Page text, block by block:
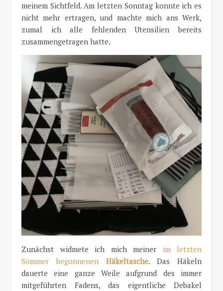
meinem Sichtfeld. Am letzten Sonntag konnte ich es
nicht mehr ertragen, und machte mich ans Werk,
zumal ich alle fehlenden Utensilien bereits
zusammengetragen hatte.
Zunächst widmete ich mich meiner im letzten
Sommer begonnenen Häkeltasche. Das Häkeln
dauerte eine ganze Weile aufgrund des immer
mitgeführten Fadens, das eigentliche Debakel